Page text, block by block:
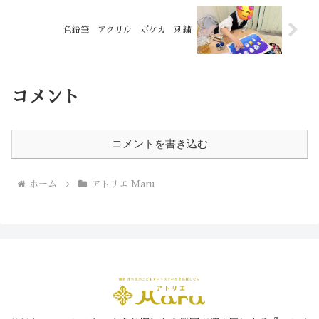
色鉛筆 アクリル ポケカ 刺繍
コメント
コメントを書き込む
ホーム アトリエ Maru